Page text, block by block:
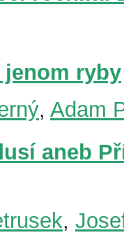
ryby
, Adam
aneb
,